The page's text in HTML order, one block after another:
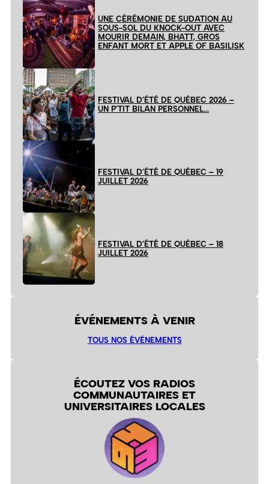
UNE CÉRÉMONIE DE SUDATION AU
SOUS-SOL DU KNOCK-OUT AVEC
MOURIR DEMAIN, BHATT, GROS
ENFANT MORT ET APPLE OF BASILISK
FESTIVAL D’ÉTÉ DE QUÉBEC 2026 –
UN P’TIT BILAN PERSONNEL…
FESTIVAL D’ÉTÉ DE QUÉBEC – 19
JUILLET 2026
FESTIVAL D’ÉTÉ DE QUÉBEC – 18
JUILLET 2026
ÉVÉNEMENTS À VENIR
TOUS NOS ÉVÉNEMENTS
ÉCOUTEZ VOS RADIOS
COMMUNAUTAIRES ET
UNIVERSITAIRES LOCALES